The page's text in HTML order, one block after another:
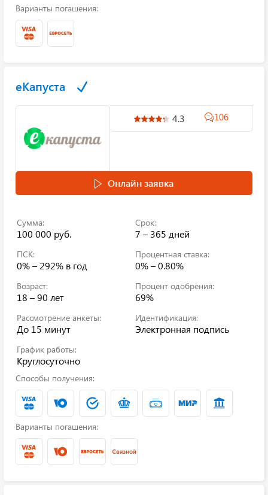
Варианты погашения:
еКапуста
4.3 106
Онлайн заявка
Сумма:
100 000 руб.
Срок:
7 – 365 дней
ПСК:
0% – 292% в год
Процентная ставка:
0% – 0.80%
Возраст:
18 – 90 лет
Процент одобрения:
69%
Рассмотрение анкеты:
До 15 минут
Идентификация:
Электронная подпись
График работы:
Круглосуточно
Способы получения:
Варианты погашения: